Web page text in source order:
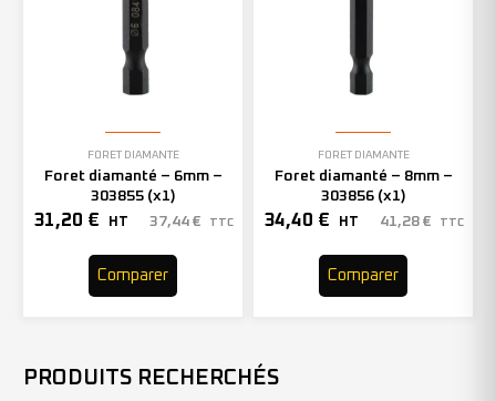
FORET DIAMANTÉ
Foret diamanté – 6mm –
303855 (x1)
31,20 € HT 37,44 € TTC
Comparer
FORET DIAMANTÉ
Foret diamanté – 8mm –
303856 (x1)
34,40 € HT 41,28 € TTC
Comparer
PRODUITS RECHERCHÉS